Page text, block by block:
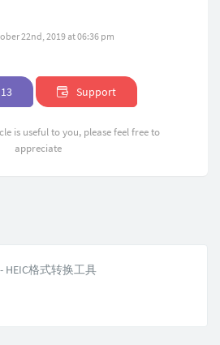
22nd, 2019 at 06:36 pm
13 Support
is useful to you, please feel free to
appreciate
HEIC格式转换工具